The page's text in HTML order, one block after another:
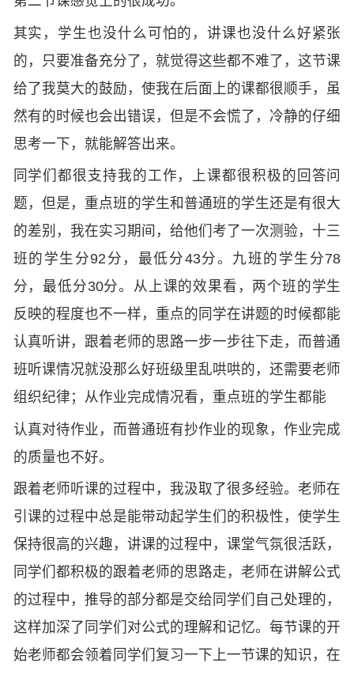
其实，学生也没什么可怕的，讲课也没什么好紧张
的，只要准备充分了，就觉得这些都不难了，这节课
给了我莫大的鼓励，使我在后面上的课都很顺手，虽
然有的时候也会出错误，但是不会慌了，冷静的仔细
思考一下，就能解答出来。
同学们都很支持我的工作，上课都很积极的回答问
题，但是，重点班的学生和普通班的学生还是有很大
的差别，我在实习期间，给他们考了一次测验，十三
班的学生分92分，最低分43分。九班的学生分78
分，最低分30分。从上课的效果看，两个班的学生
反映的程度也不一样，重点的同学在讲题的时候都能
认真听讲，跟着老师的思路一步一步往下走，而普通
班听课情况就没那么好班级里乱哄哄的，还需要老师
组织纪律；从作业完成情况看，重点班的学生都能
认真对待作业，而普通班有抄作业的现象，作业完成
的质量也不好。
跟着老师听课的过程中，我汲取了很多经验。老师在
引课的过程中总是能带动起学生们的积极性，使学生
保持很高的兴趣，讲课的过程中，课堂气氛很活跃，
同学们都积极的跟着老师的思路走，老师在讲解公式
的过程中，推导的部分都是交给同学们自己处理的，
这样加深了同学们对公式的理解和记忆。每节课的开
始老师都会领着同学们复习一下上一节课的知识，在